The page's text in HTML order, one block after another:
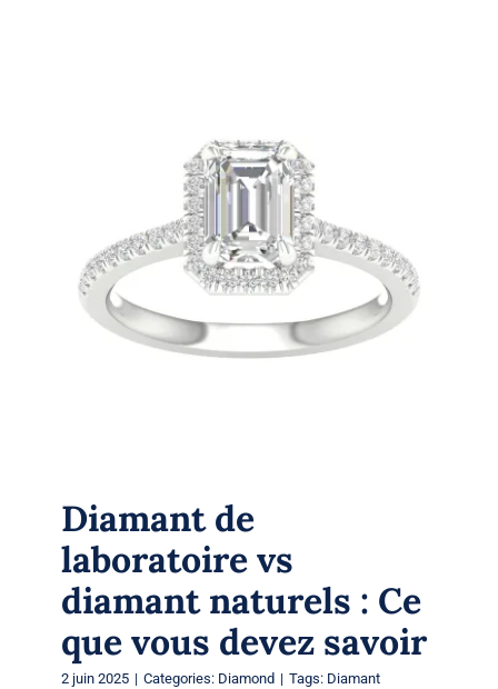
Diamant de laboratoire vs diamant
naturels : Ce que vous devez savoir
Diamond
Diamant de
laboratoire vs
diamant naturels : Ce
que vous devez savoir
2 juin 2025 | Categories: Diamond | Tags: Diamant